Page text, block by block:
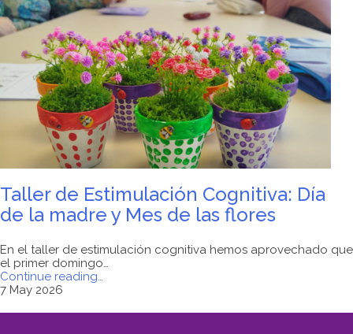
Taller de Estimulación Cognitiva: Día
de la madre y Mes de las flores
En el taller de estimulación cognitiva hemos aprovechado que
el primer domingo…
Continue reading
Cognitiva:
…
7 May 2026